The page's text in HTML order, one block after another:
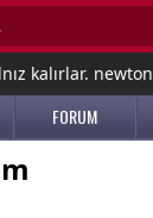
kalırlar. newton
FORUM